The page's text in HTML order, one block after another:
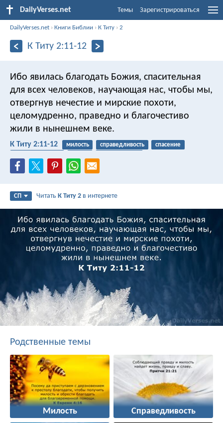
DailyVerses.net Темы Зарегистрироваться
DailyVerses.net ›Книги Библии ›К Титу ›2
К Титу 2:11-12
Ибо явилась благодать Божия, спасительная
для всех человеков, научающая нас, чтобы мы,
отвергнув нечестие и мирские похоти,
целомудренно, праведно и благочестиво
жили в нынешнем веке.
К Титу 2:11-12 милость справедливость
спасение
СП ЧитатьК Титу 2 в интернете
Родственные темы
Милость Справедливость